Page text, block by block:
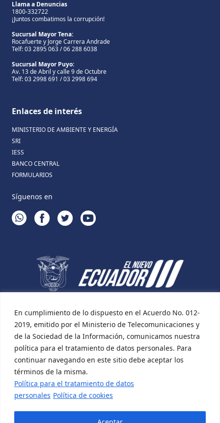
En cumplimiento de lo dispuesto en el Acuerdo No. 012-
2019, emitido por el Ministerio de Telecomunicaciones y
de la Sociedad de la Información, comunicamos nuestra
política para el tratamiento de datos personales. Para
continuar navegando en este sitio debe aceptar los
términos de la misma.
Política para el tratamiento de datos
personales Política de cookies
Llama a Denuncias
1800-332722
¡Juntos combatimos la corrupción!
Sucursal Mayor Tena:
Rocafuerte y Jorge Carrera Andrade
Telf: 03 2895 063 / 06 288 6038
Sucursal Mayor Puyo:
Av. 13 de Abril y calle 9 de Octubre
Telf: 03 2998 691 / 03 2998 694
Enlaces de interés
MINISTERIO DE AMBIENTE Y ENERGÍA
SRI
IESS
BANCO CENTRAL
FORMULARIOS
Síguenos en
WHATSAPPFACEBOOKTWITTERYOUTUBE